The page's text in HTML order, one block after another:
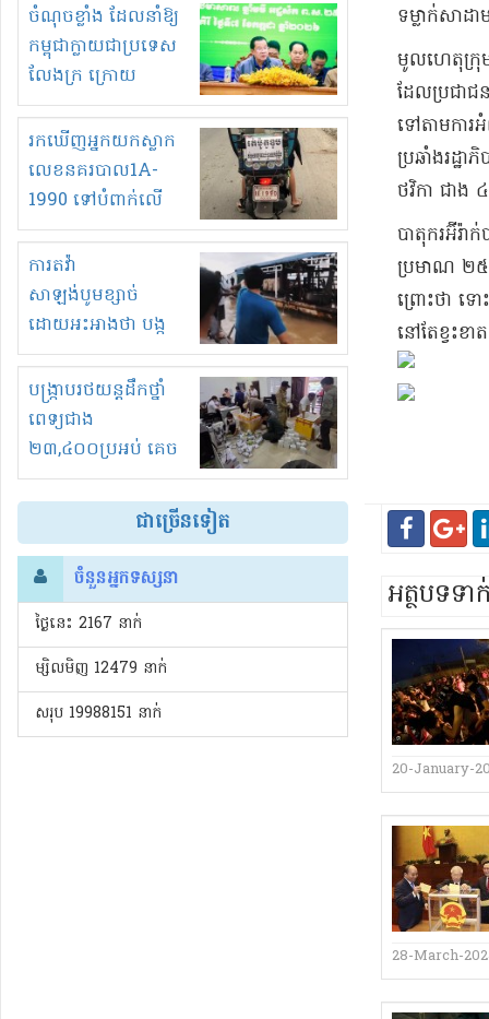
ចំណុចខ្លាំង ដែលនាំឱ្យ
កម្ពុជាក្លាយជាប្រទេស
លែងក្រ ក្រោយ
ឆ្នាំ២០៣០
រកឃើញអ្នកយកស្លាក
លេខនគរបាល1A-
1990 ទៅបំពាក់លើ
ម៉ូតូរបស់ខ្លួន ដាកផ្លាក
រត់ឌុបហើយ
ការតវ៉ា
សាឡង់បូមខ្សាច់
ដោយអះអាងថា បង្ក
បាក់ច្រាំងទន្លេ និង
រំខានទាំងយប់ទាំងថ្ងៃ
បង្ក្រាបរថយន្តដឹកថ្នាំ
ពេទ្យជាង
២៣,៤០០ប្រអប់ គេច
ពន្ធនិងអត់ច្បាប់នាំ
ចូល!?
ជាច្រើនទៀត
ចំនួនអ្នកទស្សនា
ថ្ងៃនេះ​ 2167 នាក់
ម្សិលមិញ 12479 នាក់
សរុប 19988151 នាក់
ទម្លាក់​សា​
មូលហេតុ​ក្រុម
ដែល​ប្រជាជ
ទៅតាម​ការ
ប្រឆាំង​រដ្ឋ
ថវិកា ជាង
បាតុករ​អ៊ីរ៉ា
ប្រមាណ ២៥​
ព្រោះថា ទ
នៅតែ​ខ្វះខ
អត្ថបទទ
20-January-
28-March-